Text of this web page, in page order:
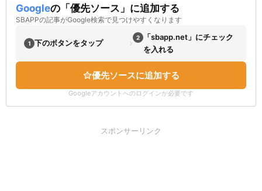
Googleの「優先ソース」に追加する
SBAPPの記事がGoogle検索で見つけやすくなります
1 下のボタンをタップ › 2
「sbapp.net」にチェック
を入れる
優先ソースに追加する
Googleアカウントへのログインが必要です
スポンサーリンク